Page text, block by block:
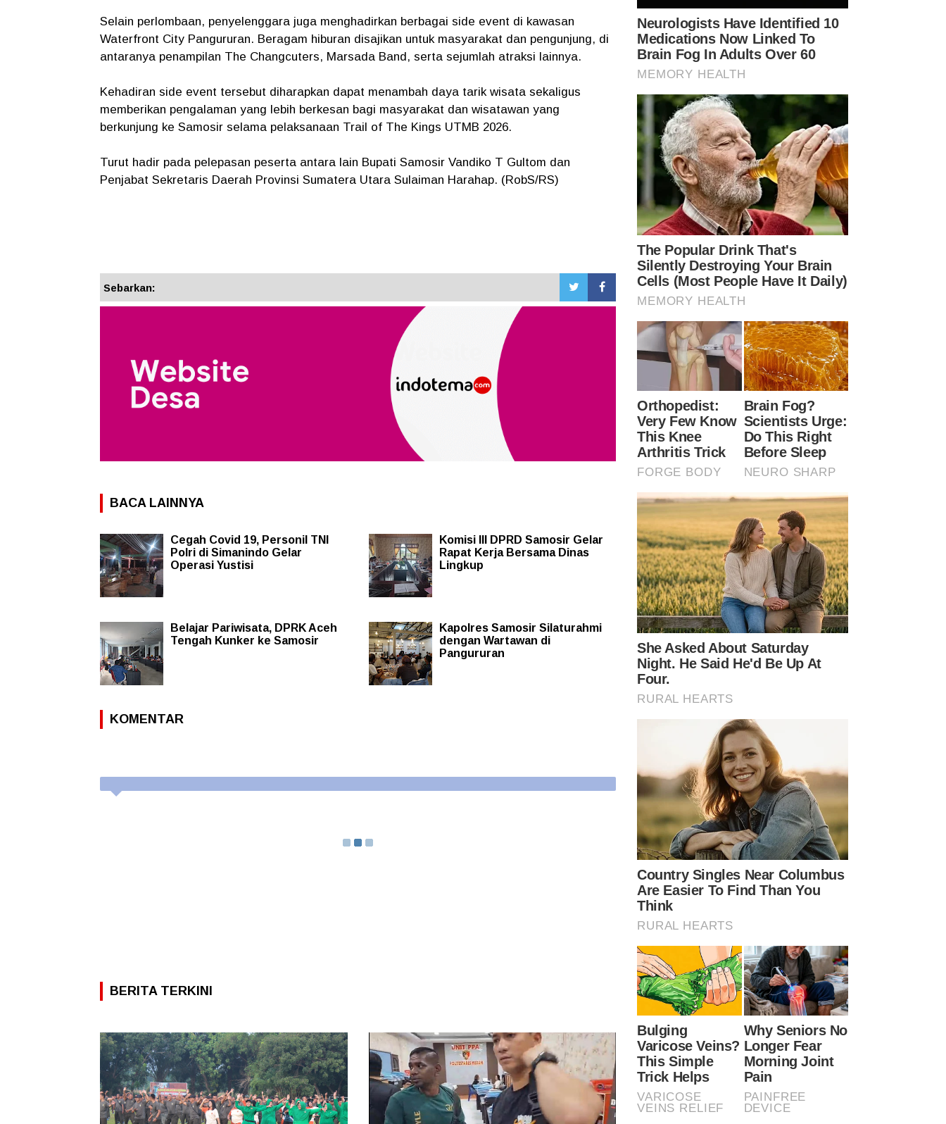
Selain perlombaan, penyelenggara juga menghadirkan berbagai side event di kawasan
Waterfront City Pangururan. Beragam hiburan disajikan untuk masyarakat dan pengunjung, di
antaranya penampilan The Changcuters, Marsada Band, serta sejumlah atraksi lainnya.
Kehadiran side event tersebut diharapkan dapat menambah daya tarik wisata sekaligus
memberikan pengalaman yang lebih berkesan bagi masyarakat dan wisatawan yang
berkunjung ke Samosir selama pelaksanaan Trail of The Kings UTMB 2026.
Turut hadir pada pelepasan peserta antara lain Bupati Samosir Vandiko T Gultom dan
Penjabat Sekretaris Daerah Provinsi Sumatera Utara Sulaiman Harahap. (RobS/RS)
Sebarkan:
BACA LAINNYA
Cegah Covid 19, Personil TNI
Polri di Simanindo Gelar
Operasi Yustisi
Komisi III DPRD Samosir Gelar
Rapat Kerja Bersama Dinas
Lingkup
Belajar Pariwisata, DPRK Aceh
Tengah Kunker ke Samosir
Kapolres Samosir Silaturahmi
dengan Wartawan di
Pangururan
KOMENTAR
BERITA TERKINI